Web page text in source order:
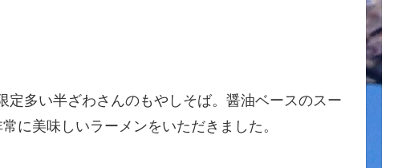
多い半ざわさんのもやしそば。醤油ベースのスー
に美味しいラーメンをいただきました。